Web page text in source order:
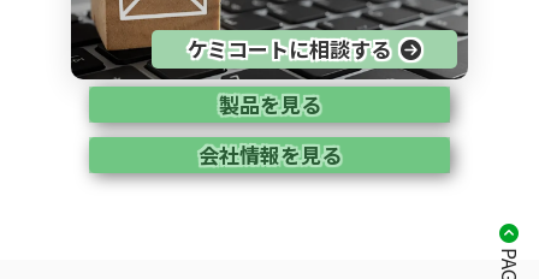
ケミコートに相談する
製品を見る
会社情報を見る